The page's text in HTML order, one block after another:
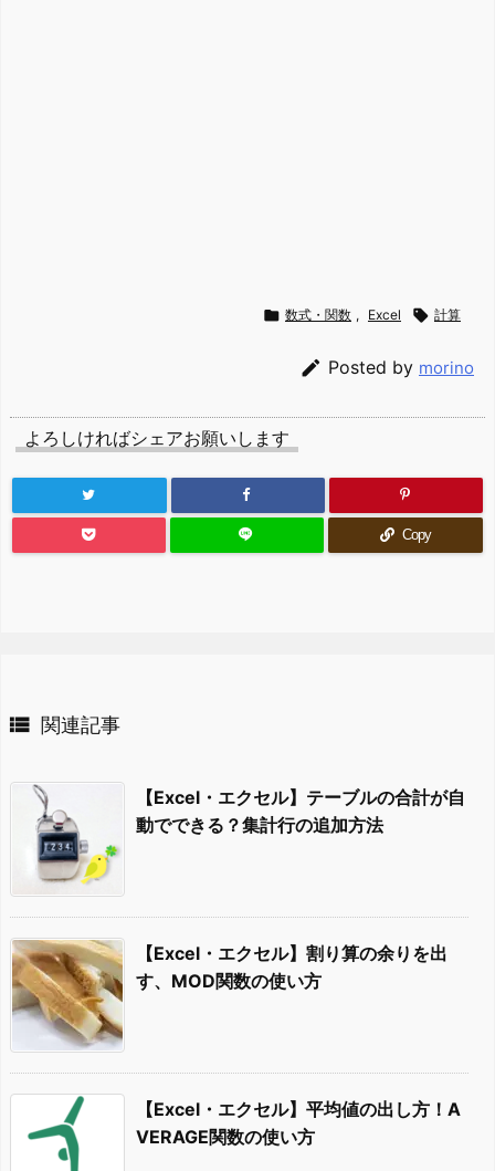
 数式・関数 , Excel  計算
 Posted by morino
よろしければシェアお願いします
Copy
 関連記事
【Excel・エクセル】テーブルの合計が自
動でできる？集計行の追加方法
【Excel・エクセル】割り算の余りを出
す、MOD関数の使い方
【Excel・エクセル】平均値の出し方！A
VERAGE関数の使い方